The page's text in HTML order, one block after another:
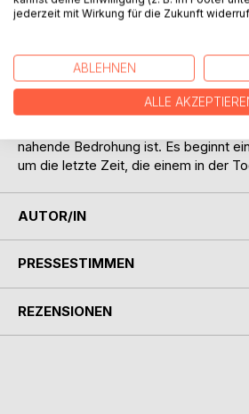
Das Buch "Todeswunsch" erzählt
Geschichte eines Mannes, der
Fadenkreuz einer kriminellen
bemerkt er jedoch, dass nicht etwa
nahende Bedrohung ist. Es beginnt
um die letzte Zeit, die einem in der
AUTOR/IN
PRESSESTIMMEN
REZENSIONEN
jederzeit mit Wirkung für die Zukunft
ABLEHNEN
ALLE